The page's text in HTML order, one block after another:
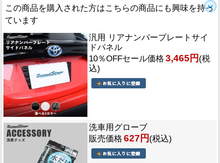
この商品を購入された方はこちらの商品にも興味を持っ
ています
汎用 リアナンバープレートサイ
ドパネル
10％OFFセール価格 3,465円 (税
込)
洗車用グローブ
販売価格 627円 (税込)